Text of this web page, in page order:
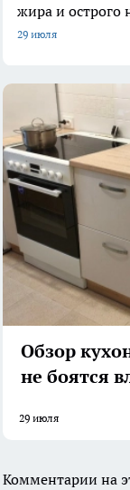
жира и острого
29 июля
Обзор
не боятся
29 июля
Комментарии на